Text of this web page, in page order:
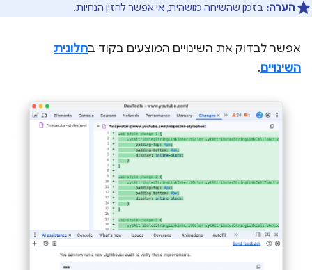
הערה: בזמן שהשיחה מושהית, אי אפשר להזין הנחיות.
אפשר לבדוק את השינויים המוצעים בקוד בחלונית
השינויים.